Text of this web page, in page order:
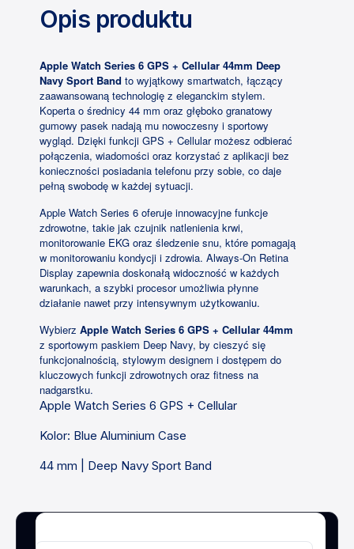
Opis produktu
Apple Watch Series 6 GPS + Cellular 44mm Deep
Navy Sport Band to wyjątkowy smartwatch, łączący
zaawansowaną technologię z eleganckim stylem.
Koperta o średnicy 44 mm oraz głęboko granatowy
gumowy pasek nadają mu nowoczesny i sportowy
wygląd. Dzięki funkcji GPS + Cellular możesz odbierać
połączenia, wiadomości oraz korzystać z aplikacji bez
konieczności posiadania telefonu przy sobie, co daje
pełną swobodę w każdej sytuacji.
Apple Watch Series 6 oferuje innowacyjne funkcje
zdrowotne, takie jak czujnik natlenienia krwi,
monitorowanie EKG oraz śledzenie snu, które pomagają
w monitorowaniu kondycji i zdrowia. Always-On Retina
Display zapewnia doskonałą widoczność w każdych
warunkach, a szybki procesor umożliwia płynne
działanie nawet przy intensywnym użytkowaniu.
Wybierz Apple Watch Series 6 GPS + Cellular 44mm
z sportowym paskiem Deep Navy, by cieszyć się
funkcjonalnością, stylowym designem i dostępem do
kluczowych funkcji zdrowotnych oraz fitness na
nadgarstku.
Apple Watch Series 6 GPS + Cellular
Kolor: Blue Aluminium Case
44 mm | Deep Navy Sport Band